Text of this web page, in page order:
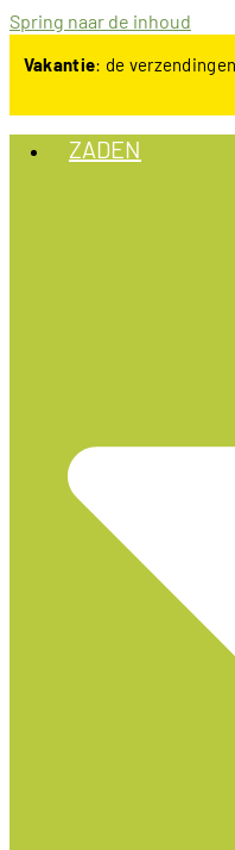
Spring naar de inhoud
Vakantie: de
ZADEN